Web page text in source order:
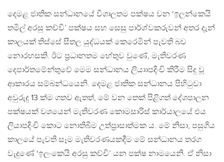
දෙමළ ජාතික සන්ධානයේ විශාලතම පක්ෂය වන ‘ඉලන්කෙයි
තමිල් අරසු කච්චි’ පක්ෂය සහ සෙසු පාර්ශ්වකරුවන් අතර දැන්
කාලයක් තිස්සේ සීතල යුද්ධයක් කෙරෙමින් පැවති බව
නොරහසකි. ඊට ප‍්‍රධානතම හේතුව වුණේ, මැතිවරණ
දෙපාර්තමේන්තුවේ මෙම සන්ධානය ලියාාපදිංචි කිරීම සිදු වූ
ආකාරය සම්බන්ධයෙනි. දෙමළ ජාතික සන්ධානය පිහිටුවා
අවුරුදු 13 ක්ම ගතව ඇතත්, මේ වන තෙක් පිළිගත් දේශපාලන
පක්ෂයක් වශයෙන් මැතිවරණ කොමසාරිස් කාර්යාලයේ එය
ලියාපදිංචි කොට නොතිබීම උත්ප‍්‍රාසාත්මක ය. මේ නිසා, පසුගිය
කාලයේ පැවති සෑම මැතිවරණයකදීම මේ සන්ධානය තරග
වැදුණේ ‘ඉලංකෙයි අරසු කච්චි’ යන පක්ෂ නාමයෙනි. ඒ නිසා